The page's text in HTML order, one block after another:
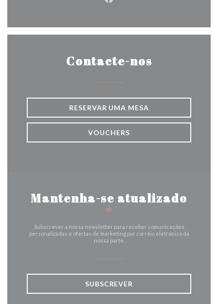
Facebook ((abre numa nova
Contacte-nos
RESERVAR UMA MESA
VOUCHERS
Mantenha-se atualizado
*
Subscrever a nossa newsletter para receber comunicações
personalizadas e ofertas de marketing por correio eletrónico da
nossa parte.
SUBSCREVER